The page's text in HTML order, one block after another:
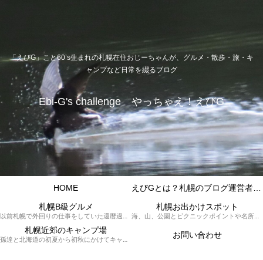
「えびG」こと60’s生まれの札幌在住おじーちゃんが、グルメ・散歩・旅・キ
ャンプなど日常を綴るブログ
Ebi-G's challenge やっちゃえ！えびG
HOME
札幌B級グルメ
以前札幌で外回りの仕事をしていた還暦過ぎブロガー「えびG」がランチ（サラリーマンランチ、サラメシ）を中心に、おそば、ラーメン、中華、日替わりランチを「札幌Bグルメ」と題してレポートしているブログカテゴリーのページです。現在は定年後の再雇用で札幌中とはいかなまでも会社の近くのすすきの界隈や家のある札幌市南区を中心に徘徊しております。
札幌お出かけスポット
海、山、公園とピクニックポイントや名所、旧跡などなど、、、、、札幌はもとより郊外の無理なく日帰りでいって帰ってこれるお出かけスポットを孫っち達（小学５、３年生、幼稚園年長さんの３人）とえびGがお出かけをして紹介しているページです。
札幌近郊のキャンプ場
孫達と北海道の初夏から初秋にかけてキャンプに出かけます。キャンプ場情報だったり料理だったり花火や遊びに虫取りとまさに「やっちゃえ！えびG」やりたい放題のブログです。 お問い合わせ